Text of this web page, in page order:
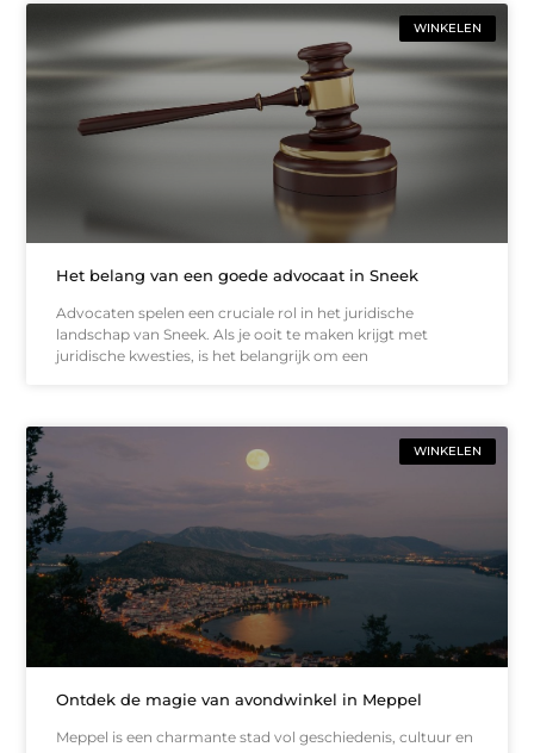
WINKELEN
Het belang van een goede advocaat in Sneek
Advocaten spelen een cruciale rol in het juridische
landschap van Sneek. Als je ooit te maken krijgt met
juridische kwesties, is het belangrijk om een
WINKELEN
Ontdek de magie van avondwinkel in Meppel
Meppel is een charmante stad vol geschiedenis, cultuur en